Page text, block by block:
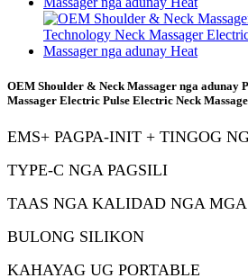
OEM Shoulder & Neck Massager nga adunay
Massager Electric Pulse Electric Neck
EMS+ PAGPA-INIT + TINGOG
TYPE-C NGA PAGSILI
TAAS NGA KALIDAD NGA
BULONG SILIKON
KAHAYAG UG PORTABLE